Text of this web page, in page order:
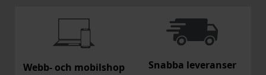
Webb- och mobilshop
Snabba leveranser